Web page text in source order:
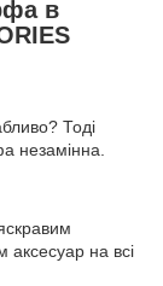
в
Тоді
незамінна.
на всі